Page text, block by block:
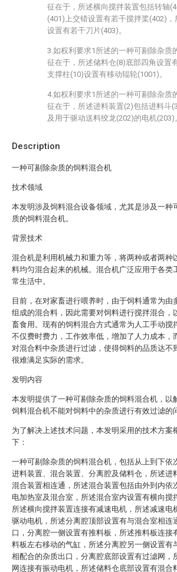
Description
一种可剔除杂质的饲料混合机
技术领域
本发明涉及饲料混合设备领域，尤其是涉及一种
质的饲料混合机。
背景技术
混合机是利用机械力和重力等，将两种或者两种
料均匀混合起来的机械。混合机广泛应用于各类
常生活中。
目前，在对家畜进行喂养时，由于饲料通常为由
组成的混合料，因此需要对饲料进行搅拌混合，
畜食用。现有的饲料混合方式通常为人工手动搅
不仅费时费力，工作效率低，增加了人力成本，
对混合料中杂质进行过滤，使得饲料的品质达不
很难满足实际的需求。
发明内容
本发明提供了一种可剔除杂质的饲料混合机，以
饲料混合机不能对饲料中的杂质进行有效过滤的
为了解决上述技术问题，本发明采用的技术方案
下：
一种可剔除杂质的饲料混合机，包括从上到下依
进料装置、混合装置、分离腔及储料仓，所述进
混合装置相连通，所述混合装置包括由外到内依
电加热室及混合室，所述混合室内设置有横向搅
所述横向搅拌装置连接有减速电机，所述减速电
驱动电机，所述分离腔顶部设置有与混合室相连
口，分离腔一侧设置有推料板，所述推料板连接
料板左右移动的气缸，所述分离腔另一侧设置有
相配合的杂质出口，分离腔底部设置有过滤网，
网连接有振动电机，所述储料仓底部设置有混合
征在于，所述横向搅拌装置包括转轴
(401)上交错设置有若干搅拌桨(402)
设置有若干刀片(403)。
3.如权利要求1所述的一种可剔除杂质
征在于，所述储料仓(8)底部四角设置
支撑柱(10)设置有移动辊轮(1001)。
4.如权利要求1所述的一种可剔除杂质
征在于，所述进料装置(2)包括进料斗
及用于驱动送料绞龙(202)的电机(203)